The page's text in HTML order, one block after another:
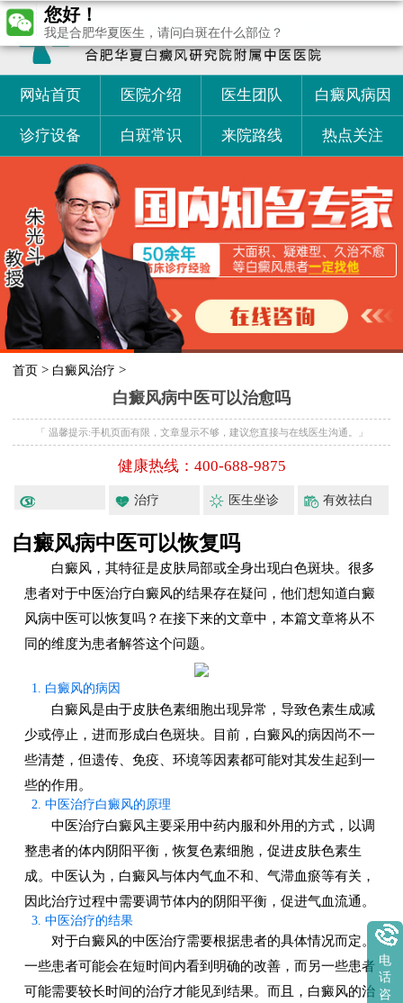
网站首页 医院介绍 医生团队 白癜风病因
诊疗设备 白斑常识 来院路线 热点关注
首页 > 白癜风治疗 >
白癜风病中医可以治愈吗
「 温馨提示:手机页面有限，文章显示不够，建议您直接与在线医生沟通。」
健康热线：400-688-9875
治疗 医生坐诊 有效祛白
白癜风病中医可以恢复吗
白癜风，其特征是皮肤局部或全身出现白色斑块。很多
患者对于中医治疗白癜风的结果存在疑问，他们想知道白癜
风病中医可以恢复吗？在接下来的文章中，本篇文章将从不
同的维度为患者解答这个问题。
1. 白癜风的病因
白癜风是由于皮肤色素细胞出现异常，导致色素生成减
少或停止，进而形成白色斑块。目前，白癜风的病因尚不一
些清楚，但遗传、免疫、环境等因素都可能对其发生起到一
些的作用。
2. 中医治疗白癜风的原理
中医治疗白癜风主要采用中药内服和外用的方式，以调
整患者的体内阴阳平衡，恢复色素细胞，促进皮肤色素生
成。中医认为，白癜风与体内气血不和、气滞血瘀等有关，
因此治疗过程中需要调节体内的阴阳平衡，促进气血流通。
3. 中医治疗的结果
对于白癜风的中医治疗需要根据患者的具体情况而定。
一些患者可能会在短时间内看到明确的改善，而另一些患者
可能需要较长时间的治疗才能见到结果。而且，白癜风的治
您好！
我是合肥华夏医生，请问白斑在什么部位？
电
话
咨